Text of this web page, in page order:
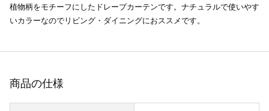
植物柄をモチーフにしたドレープカーテンです。ナチュラルで使いやす
いカラーなのでリビング・ダイニングにおススメです。
商品の仕様